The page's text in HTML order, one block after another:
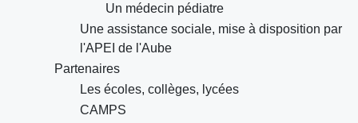
Un médecin pédiatre
Une assistance sociale, mise à disposition par
l'APEI de l'Aube
Partenaires
Les écoles, collèges, lycées
CAMPS